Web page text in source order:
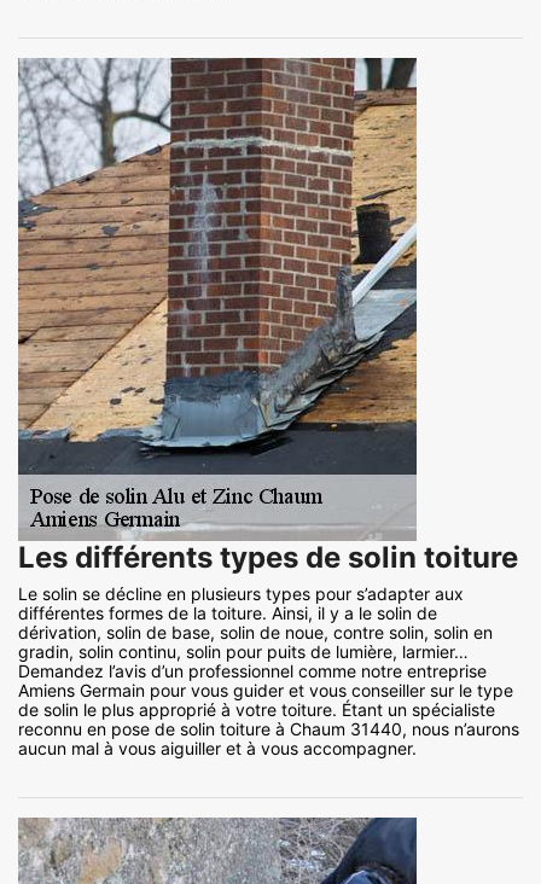
Les différents types de solin toiture
Le solin se décline en plusieurs types pour s’adapter aux
différentes formes de la toiture. Ainsi, il y a le solin de
dérivation, solin de base, solin de noue, contre solin, solin en
gradin, solin continu, solin pour puits de lumière, larmier…
Demandez l’avis d’un professionnel comme notre entreprise
Amiens Germain pour vous guider et vous conseiller sur le type
de solin le plus approprié à votre toiture. Étant un spécialiste
reconnu en pose de solin toiture à Chaum 31440, nous n’aurons
aucun mal à vous aiguiller et à vous accompagner.